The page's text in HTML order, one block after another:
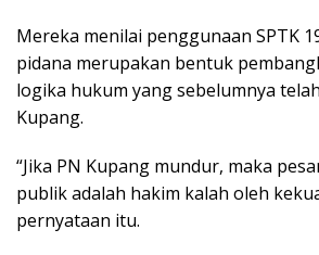
Mereka menilai penggunaan SPTK
pidana merupakan bentuk
logika hukum yang sebelumnya
Kupang.
“Jika PN Kupang mundur, maka
publik adalah hakim kalah oleh
pernyataan itu.